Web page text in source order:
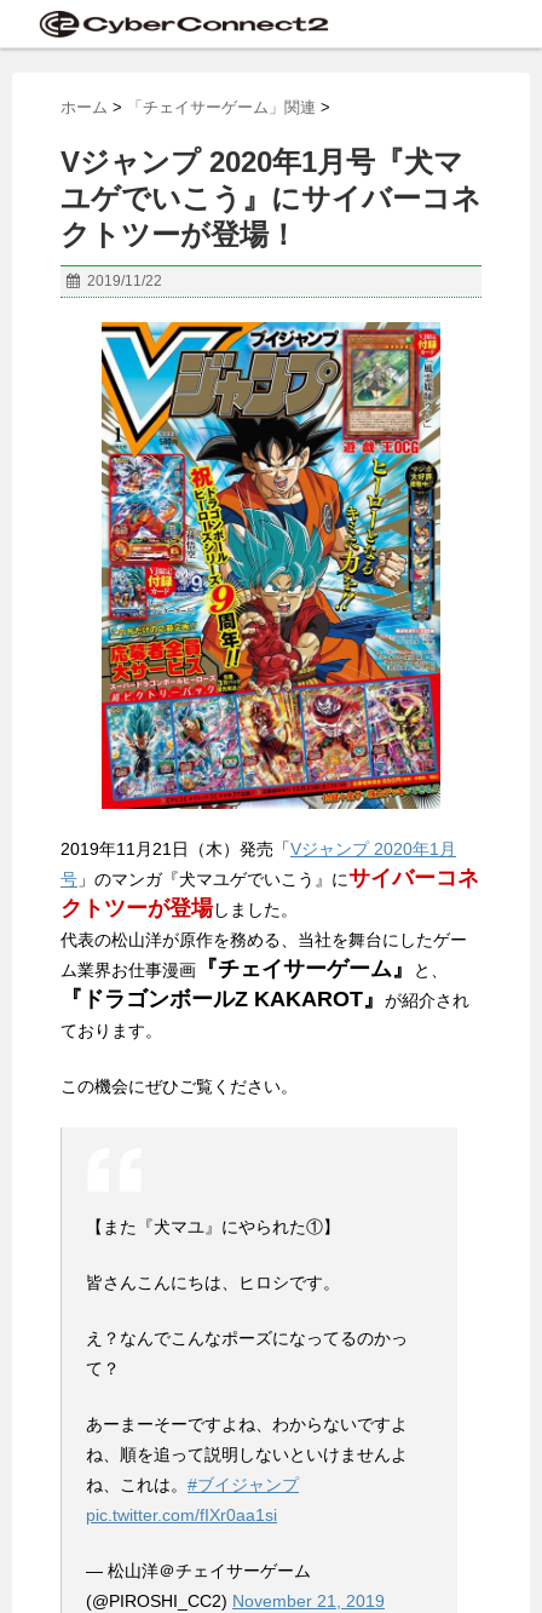
ホーム > 「チェイサーゲーム」関連 >
Vジャンプ 2020年1月号『犬マ
ユゲでいこう』にサイバーコネ
クトツーが登場！
2019/11/22
2019年11月21日（木）発売「Vジャンプ 2020年1月
号 」のマンガ『犬マユゲでいこう』にサイバーコネ
クトツーが登場しました。
代表の松山洋が原作を務める、当社を舞台にしたゲー
ム業界お仕事漫画
『チェイサーゲーム』 と、
『ドラゴンボールZ KAKAROT』
が紹介され
ております。
この機会にぜひご覧ください。
【また『犬マユ』にやられた①】
皆さんこんにちは、ヒロシです。
え？なんでこんなポーズになってるのかっ
て？
あーまーそーですよね、わからないですよ
ね、順を追って説明しないといけませんよ
ね、これは。 #ブイジャンプ
pic.twitter.com/fIXr0aa1si
— 松山洋＠チェイサーゲーム
(@PIROSHI_CC2) November 21, 2019